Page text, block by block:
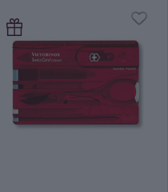
2 роки